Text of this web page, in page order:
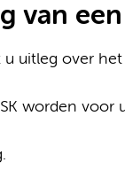
van een
uitleg over
worden voor